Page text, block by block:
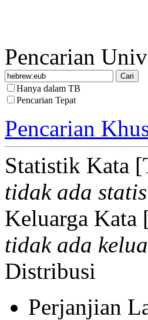
Pencarian
Hanya dalam TB
Pencarian Tepat
Pencarian
Statistik Kata
tidak ada
Keluarga Kata
tidak ada
Distribusi
Perjanjian